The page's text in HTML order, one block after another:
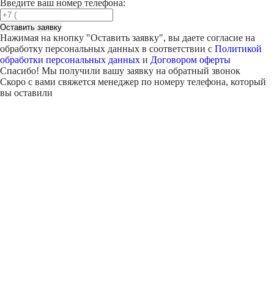
Введите ваш номер телефона:
Оставить заявку
Нажимая на кнопку "Оставить заявку", вы даете согласие на
обработку персональных данных в соответствии с Политикой
обработки персональных данных и Договором оферты
Спасибо! Мы получили вашу заявку на обратный звонок
Скоро с вами свяжется менеджер по номеру телефона, который
вы оставили